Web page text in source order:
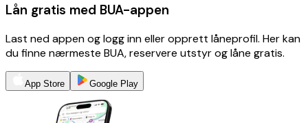
Lån gratis med BUA-appen
Last ned appen og logg inn eller opprett låneprofil. Her kan
du finne nærmeste BUA, reservere utstyr og låne gratis.
App Store Google Play